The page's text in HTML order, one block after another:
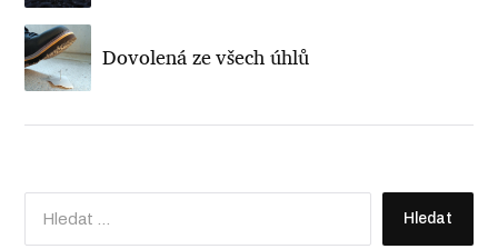
Dovolená ze všech úhlů
V
l